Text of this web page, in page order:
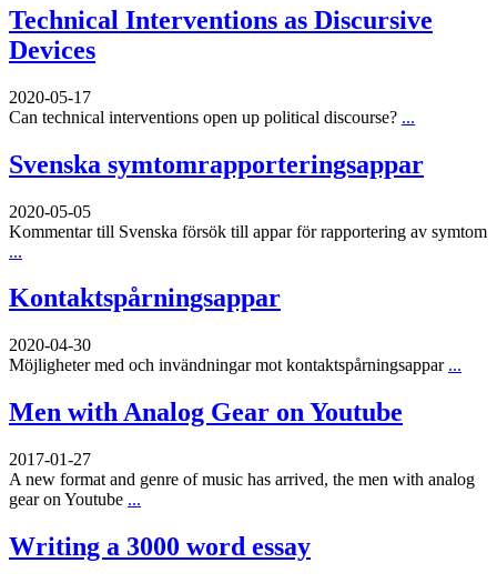
Technical Interventions as Discursive
Devices
2020-05-17
Can technical interventions open up political discourse? ...
Svenska symtomrapporteringsappar
2020-05-05
Kommentar till Svenska försök till appar för rapportering av symtom
...
Kontaktspårningsappar
2020-04-30
Möjligheter med och invändningar mot kontaktspårningsappar ...
Men with Analog Gear on Youtube
2017-01-27
A new format and genre of music has arrived, the men with analog
gear on Youtube ...
Writing a 3000 word essay